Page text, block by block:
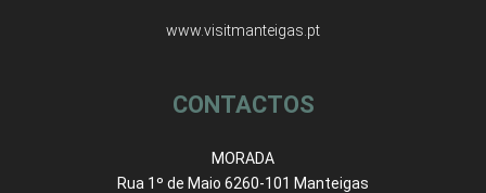
www.visitmanteigas.pt
CONTACTOS
MORADA
Rua 1º de Maio 6260-101 Manteigas